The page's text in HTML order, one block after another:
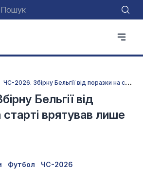
Ч
С-2026. Збірну Бельгії від поразки на старті врятував лише автогол
Бельгії від
старті врятував лише
Футбол ЧС-2026